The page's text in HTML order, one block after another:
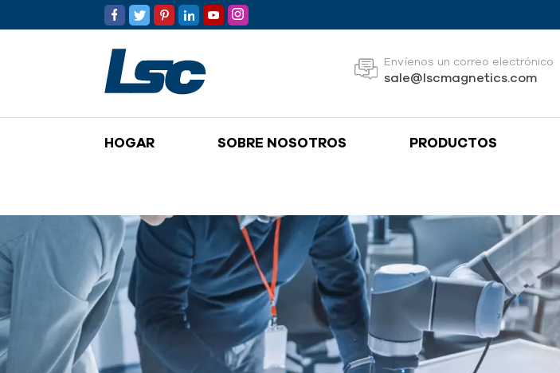
Envíenos un correo electrónico
sale@lscmagnetics.com
HOGAR SOBRE NOSOTROS PRODUCTOS